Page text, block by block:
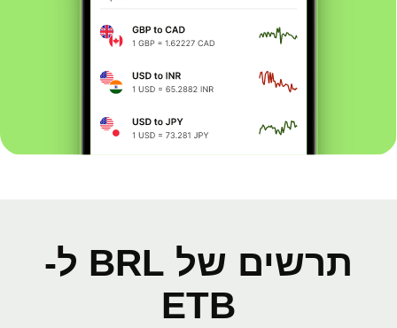
תרשים של BRL ל-
ETB